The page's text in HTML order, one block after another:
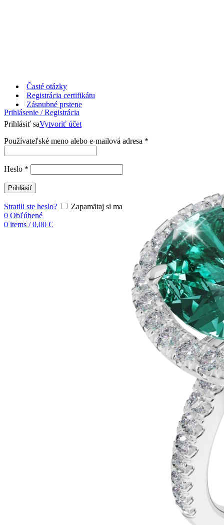
Časté otázky
Registrácia certifikátu
Prihlásenie / Registrácia
Prihlásiť saVytvoriť účet
Používateľské meno alebo e-mailová adresa *
Heslo *
Prihlásiť
Stratili ste heslo?
Zapamätaj si ma
0 Obľúbené
0 items / 0,00 €
Zásnubné prstene